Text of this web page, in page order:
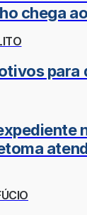
chega
para